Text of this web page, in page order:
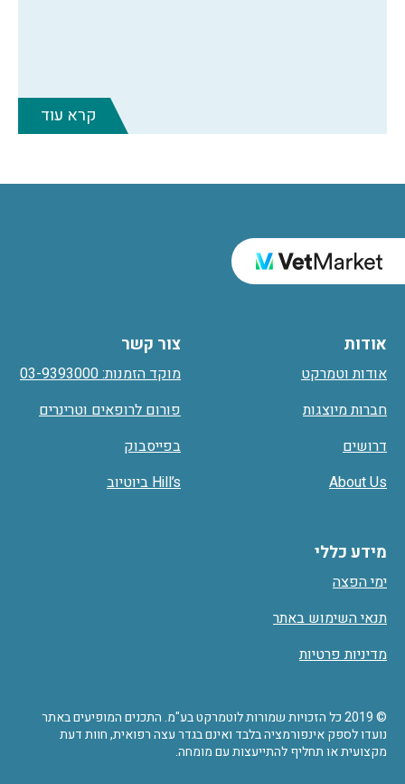
קרא עוד
אודות
אודות וטמרקט
חברות מיוצגות
דרושים
About Us
מידע כללי
ימי הפצה
תנאי השימוש באתר
מדיניות פרטיות
צור קשר
מוקד הזמנות: 03-9393000
פורום לרופאים וטרינרים
בפייסבוק
Hill’s ביוטיוב
© 2019 כל הזכויות שמורות לוטמרקט בע"מ. התכנים המופיעים באתר
נועדו לספק אינפורמציה בלבד ואינם בגדר עצה רפואית, חוות דעת
מקצועית או תחליף להתייעצות עם מומחה.